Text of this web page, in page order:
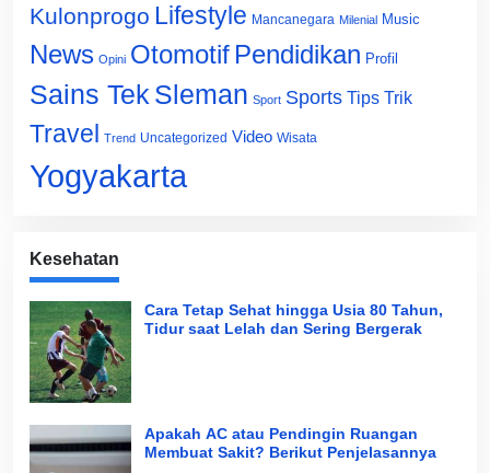
Kulonprogo Lifestyle Mancanegara Milenial Music
News Opini Otomotif Pendidikan Profil
Sains Tek Sleman Sport Sports Tips Trik
Travel Trend Uncategorized Video Wisata
Yogyakarta
Kesehatan
Cara Tetap Sehat hingga Usia 80 Tahun,
Tidur saat Lelah dan Sering Bergerak
Apakah AC atau Pendingin Ruangan
Membuat Sakit? Berikut Penjelasannya